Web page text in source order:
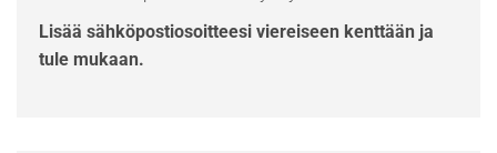
Lisää sähköpostiosoitteesi viereiseen kenttään ja
tule mukaan.